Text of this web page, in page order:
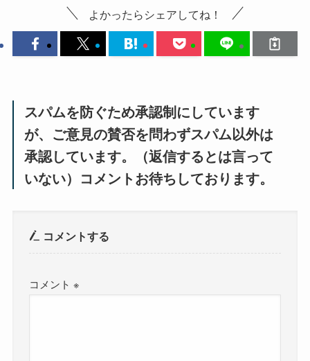
よかったらシェアしてね！
スパムを防ぐため承認制にしています
が、ご意見の賛否を問わずスパム以外は
承認しています。（返信するとは言って
いない）コメントお待ちしております。
コメントする
コメント※